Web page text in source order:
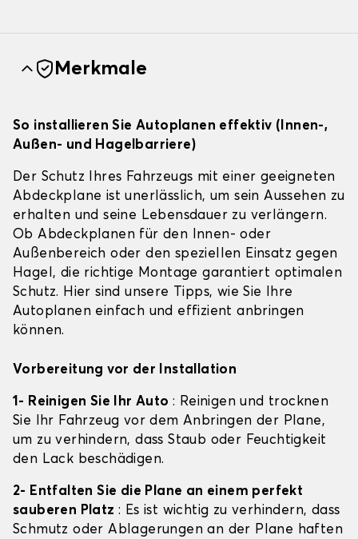
Merkmale
So installieren Sie Autoplanen effektiv (Innen-,
Außen- und Hagelbarriere)
Der Schutz Ihres Fahrzeugs mit einer geeigneten
Abdeckplane ist unerlässlich, um sein Aussehen zu
erhalten und seine Lebensdauer zu verlängern.
Ob Abdeckplanen für den Innen- oder
Außenbereich oder den speziellen Einsatz gegen
Hagel, die richtige Montage garantiert optimalen
Schutz. Hier sind unsere Tipps, wie Sie Ihre
Autoplanen einfach und effizient anbringen
können.
Vorbereitung vor der Installation
1- Reinigen Sie Ihr Auto : Reinigen und trocknen
Sie Ihr Fahrzeug vor dem Anbringen der Plane,
um zu verhindern, dass Staub oder Feuchtigkeit
den Lack beschädigen.
2- Entfalten Sie die Plane an einem perfekt
sauberen Platz: Es ist wichtig zu verhindern, dass
Schmutz oder Ablagerungen an der Plane haften